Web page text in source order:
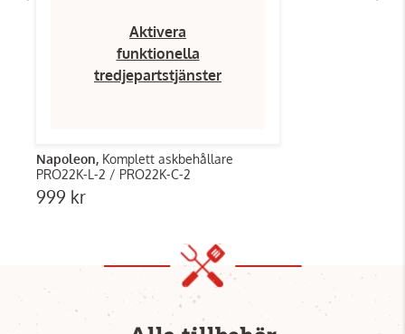
Aktivera
funktionella
tredjepartstjänster
Napoleon, Komplett askbehållare
PRO22K-L-2 / PRO22K-C-2
999 kr